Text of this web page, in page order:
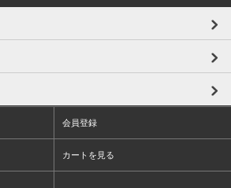
会員登録
カートを見る